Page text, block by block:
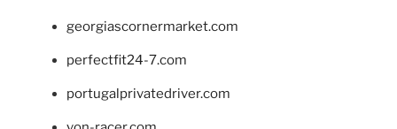
georgiascornermarket.com
perfectfit24-7.com
portugalprivatedriver.com